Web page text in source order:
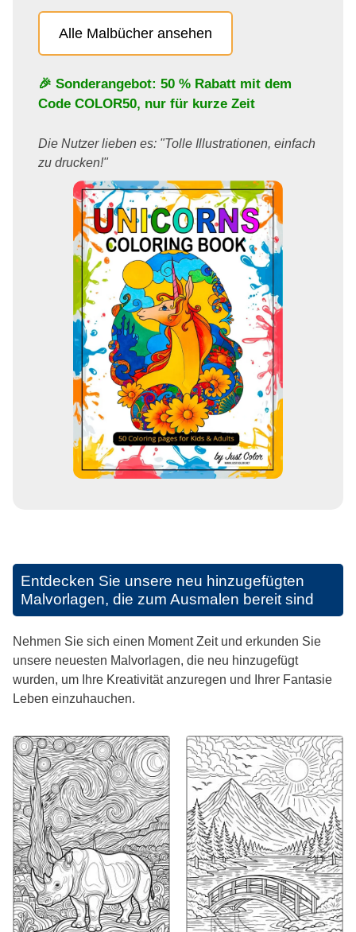
Alle Malbücher ansehen
🎉 Sonderangebot: 50 % Rabatt mit dem
Code COLOR50, nur für kurze Zeit
Die Nutzer lieben es: "Tolle Illustrationen, einfach
zu drucken!"
Entdecken Sie unsere neu hinzugefügten
Malvorlagen, die zum Ausmalen bereit sind
Nehmen Sie sich einen Moment Zeit und erkunden Sie
unsere neuesten Malvorlagen, die neu hinzugefügt
wurden, um Ihre Kreativität anzuregen und Ihrer Fantasie
Leben einzuhauchen.